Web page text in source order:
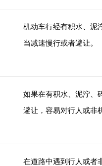
机动车行经有积水、泥
当减速慢行或者避让。
如果在有积水、泥泞、
避让，容易对行人或非
在道路中遇到行人或者